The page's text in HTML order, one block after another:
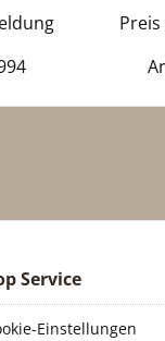
Service
Einstellungen